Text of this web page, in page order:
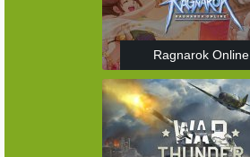
Ragnarok Online